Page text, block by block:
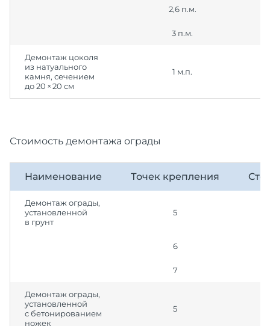
2,6 п.м.
3 п.м.
Демонтаж цоколя
из натуального
камня, сечением
до 20 × 20 см
1 м.п.
Стоимость демонтажа ограды
Наименование Точек крепления
Демонтаж ограды,
установленной
в грунт
5
6
7
Демонтаж ограды,
установленной
с бетонированием
ножек
5